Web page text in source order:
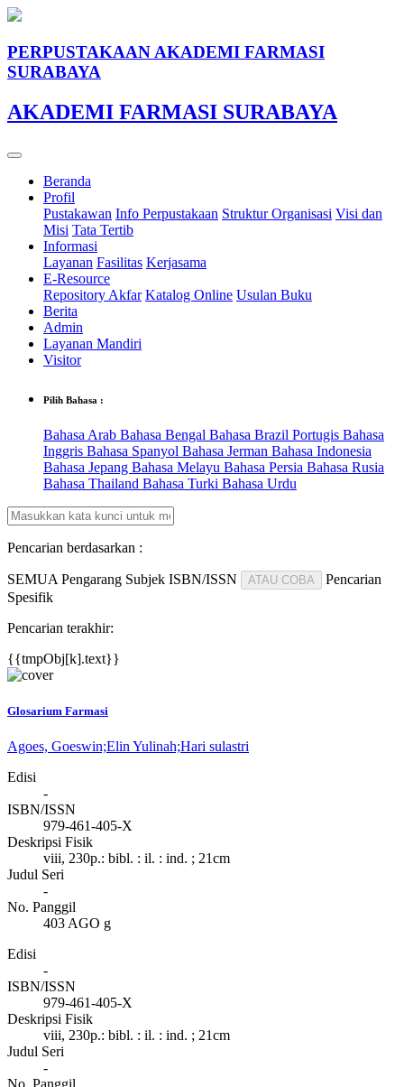
PERPUSTAKAAN AKADEMI FARMASI
SURABAYA
AKADEMI FARMASI SURABAYA
Beranda
Profil
Pustakawan Info Perpustakaan Struktur Organisasi Visi dan
Misi Tata Tertib
Informasi
Layanan Fasilitas Kerjasama
E-Resource
Repository Akfar Katalog Online Usulan Buku
Berita
Admin
Layanan Mandiri
Visitor
Pilih Bahasa :
Bahasa Arab Bahasa Bengal Bahasa Brazil Portugis Bahasa
Inggris Bahasa Spanyol Bahasa Jerman Bahasa Indonesia
Bahasa Jepang Bahasa Melayu Bahasa Persia Bahasa Rusia
Bahasa Thailand Bahasa Turki Bahasa Urdu
Pencarian berdasarkan :
SEMUA Pengarang Subjek ISBN/ISSN ATAU COBA
Pencarian
Spesifik
Pencarian terakhir:
{{tmpObj[k].text}}
Glosarium Farmasi
Agoes, Goeswin;Elin Yulinah;Hari sulastri
Edisi
-
ISBN/ISSN
979-461-405-X
Deskripsi Fisik
viii, 230p.: bibl. : il. : ind. ; 21cm
Judul Seri
-
No. Panggil
403 AGO g
Edisi
-
ISBN/ISSN
979-461-405-X
Deskripsi Fisik
viii, 230p.: bibl. : il. : ind. ; 21cm
Judul Seri
-
No. Panggil